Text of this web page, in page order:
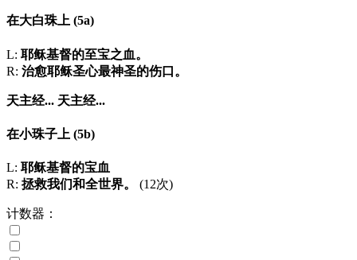
在大白珠上 (5a)
L: 耶稣基督的至宝之血。
R: 治愈耶稣圣心最神圣的伤口。
天主经... 天主经...
在小珠子上 (5b)
L: 耶稣基督的宝血
R: 拯救我们和全世界。 (12次)
计数器：